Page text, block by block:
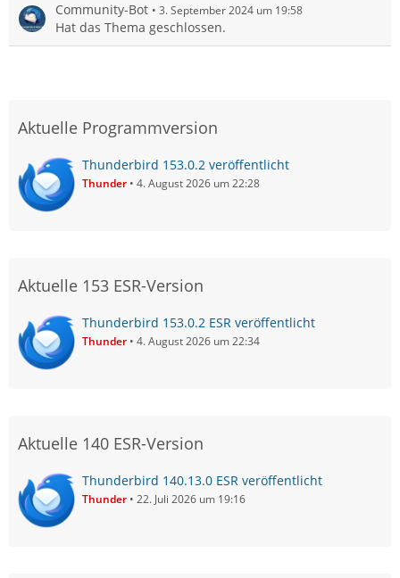
Community-Bot 3. September 2024 um 19:58
Hat das Thema geschlossen.
Aktuelle Programmversion
Thunderbird 153.0.2 veröffentlicht
Thunder 4. August 2026 um 22:28
Aktuelle 153 ESR-Version
Thunderbird 153.0.2 ESR veröffentlicht
Thunder 4. August 2026 um 22:34
Aktuelle 140 ESR-Version
Thunderbird 140.13.0 ESR veröffentlicht
Thunder 22. Juli 2026 um 19:16